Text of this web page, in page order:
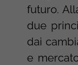
futuro.
due
dai
e